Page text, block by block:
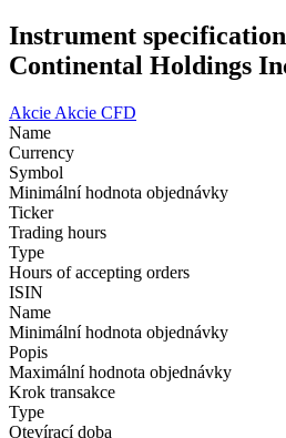
Instrument
Continental Holdings
Akcie Akcie CFD
Name
Currency
Symbol
Minimální hodnota objednávky
Ticker
Trading hours
Type
Hours of accepting orders
ISIN
Name
Minimální hodnota objednávky
Popis
Maximální hodnota objednávky
Krok transakce
Type
Otevírací doba